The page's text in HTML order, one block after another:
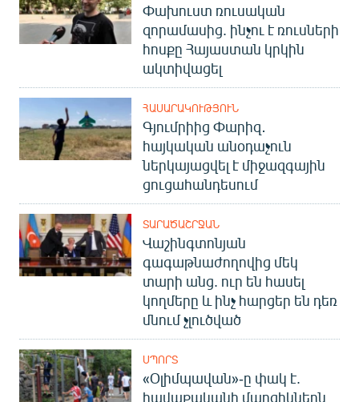
Փախուստ ռուսական
զորամասից. ինչու է ռուսների
հոսքը Հայաստան կրկին
ակտիվացել
ՀԱՍԱՐԱԿՈՒԹՅՈՒՆ
Գյումրիից Փարիզ․
հայկական անօդաչուն
ներկայացվել է միջազգային
ցուցահանդեսում
ՏԱՐԱԾԱՇՐՋԱՆ
Վաշինգտոնյան
գագաթնաժողովից մեկ
տարի անց. ուր են հասել
կողմերը և ինչ հարցեր են դեռ
մնում չլուծված
ՍՊՈՐՏ
«Օլիմպավան»-ը փակ է.
հավաքականի մարզիկներն